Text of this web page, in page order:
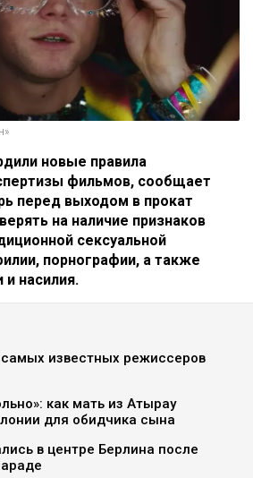
новые правила
фильмов, сообщает
перед выходом в прокат
на наличие признаков
сексуальной
порнографии, а также
и насилия.
известных режиссеров
как мать из Атырау
для обидчика сына
в центре Берлина после